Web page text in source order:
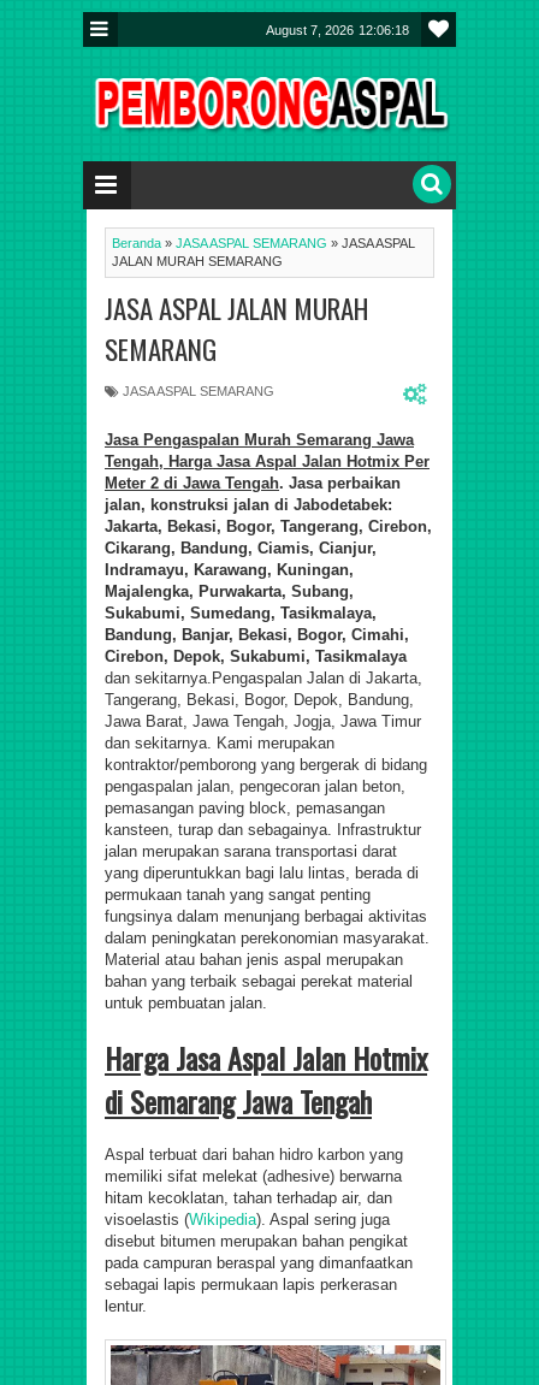
August 7, 2026 12:06:18
Beranda » JASA ASPAL SEMARANG » JASA ASPAL
JALAN MURAH SEMARANG
JASA ASPAL JALAN MURAH
SEMARANG
JASA ASPAL SEMARANG
Jasa Pengaspalan Murah Semarang Jawa
Tengah, Harga Jasa Aspal Jalan Hotmix Per
Meter 2 di Jawa Tengah. Jasa perbaikan
jalan, konstruksi jalan di Jabodetabek:
Jakarta, Bekasi, Bogor, Tangerang, Cirebon,
Cikarang, Bandung, Ciamis, Cianjur,
Indramayu, Karawang, Kuningan,
Majalengka, Purwakarta, Subang,
Sukabumi, Sumedang, Tasikmalaya,
Bandung, Banjar, Bekasi, Bogor, Cimahi,
Cirebon, Depok, Sukabumi, Tasikmalaya
dan sekitarnya. Pengaspalan Jalan di Jakarta,
Tangerang, Bekasi, Bogor, Depok, Bandung,
Jawa Barat, Jawa Tengah, Jogja, Jawa Timur
dan sekitarnya. Kami merupakan
kontraktor/pemborong yang bergerak di bidang
pengaspalan jalan, pengecoran jalan beton,
pemasangan paving block, pemasangan
kansteen, turap dan sebagainya. Infrastruktur
jalan merupakan sarana transportasi darat
yang diperuntukkan bagi lalu lintas, berada di
permukaan tanah yang sangat penting
fungsinya dalam menunjang berbagai aktivitas
dalam peningkatan perekonomian masyarakat.
Material atau bahan jenis aspal merupakan
bahan yang terbaik sebagai perekat material
untuk pembuatan jalan.
Harga Jasa Aspal Jalan Hotmix
diSemarang Jawa Tengah
Aspal terbuat dari bahan hidro karbon yang
memiliki sifat melekat (adhesive) berwarna
hitam kecoklatan, tahan terhadap air, dan
visoelastis (Wikipedia). Aspal sering juga
disebut bitumen merupakan bahan pengikat
pada campuran beraspal yang dimanfaatkan
sebagai lapis permukaan lapis perkerasan
lentur.